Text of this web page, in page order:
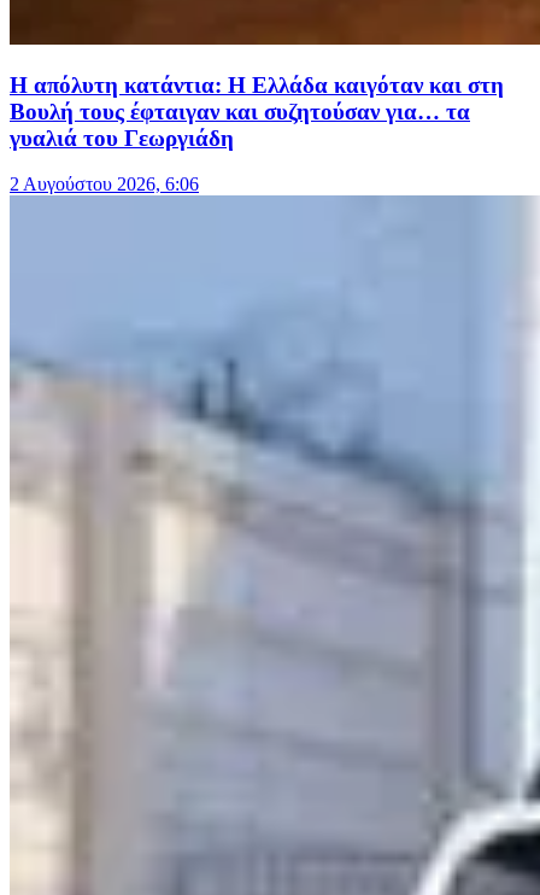
Η απόλυτη κατάντια: Η Ελλάδα καιγόταν και στη
Βουλή τους έφταιγαν και συζητούσαν για… τα
γυαλιά του Γεωργιάδη
2 Αυγούστου 2026, 6:06